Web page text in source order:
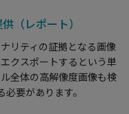
（レポート）
リティの証拠となる画像
クスポートするという単
全体の高解像度画像も検
要があります。